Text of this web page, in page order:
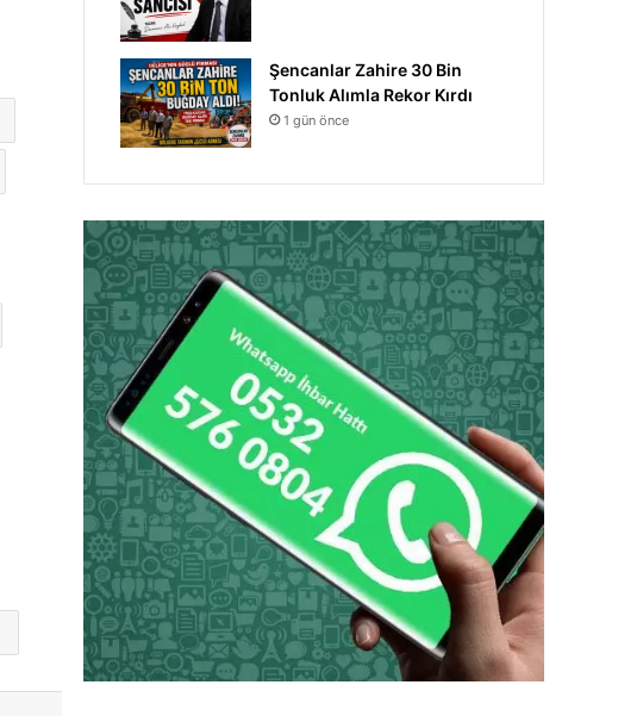
Şencanlar Zahire 30 Bin
Tonluk Alımla Rekor Kırdı
1 gün önce